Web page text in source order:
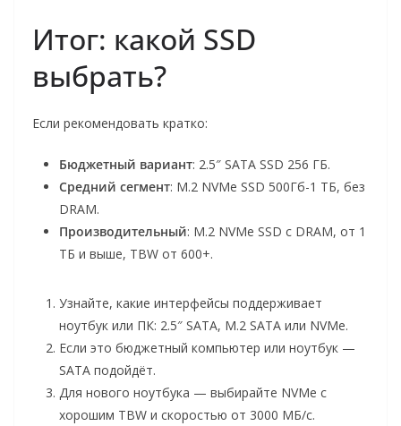
Итог: какой SSD
выбрать?
Если рекомендовать кратко:
Бюджетный вариант: 2.5″ SATA SSD 256 ГБ.
Средний сегмент: M.2 NVMe SSD 500Гб-1 ТБ, без
DRAM.
Производительный: M.2 NVMe SSD с DRAM, от 1
ТБ и выше, TBW от 600+.
Узнайте, какие интерфейсы поддерживает
ноутбук или ПК: 2.5″ SATA, M.2 SATA или NVMe.
Если это бюджетный компьютер или ноутбук —
SATA подойдёт.
Для нового ноутбука — выбирайте NVMe с
хорошим TBW и скоростью от 3000 МБ/с.